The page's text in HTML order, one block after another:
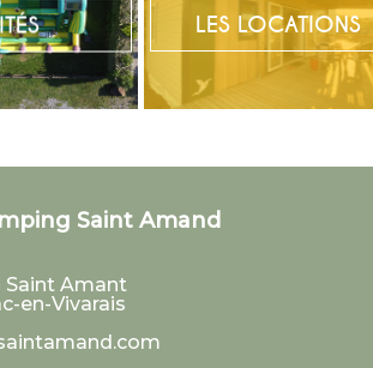
LES LOCATIONS
Saint Amand
Saint Amant
en-Vivarais